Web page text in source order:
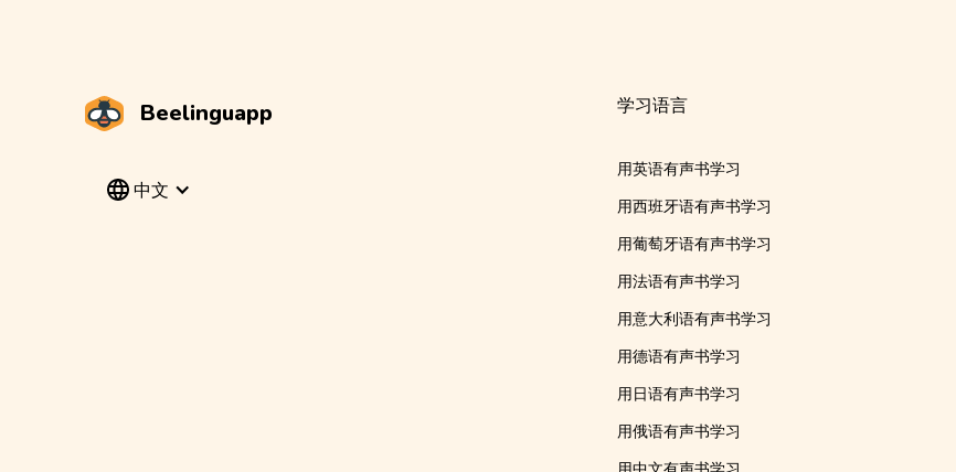
Beelinguapp
中文
学习语言
用英语有声书学习
用西班牙语有声书学习
用葡萄牙语有声书学习
用法语有声书学习
用意大利语有声书学习
用德语有声书学习
用日语有声书学习
用俄语有声书学习